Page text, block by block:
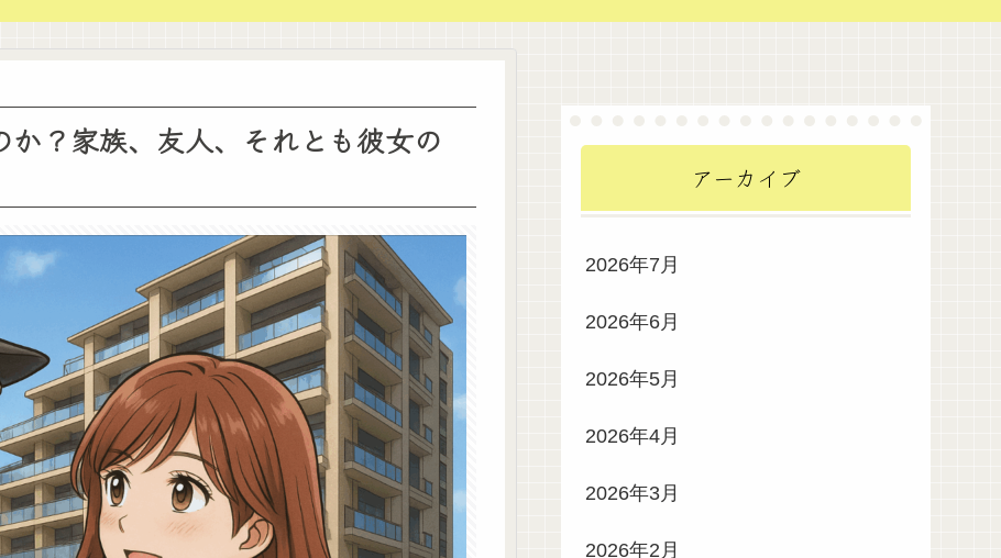
か？家族、友人、それとも彼女の
アーカイブ
2026年7月
2026年6月
2026年5月
2026年4月
2026年3月
2026年2月